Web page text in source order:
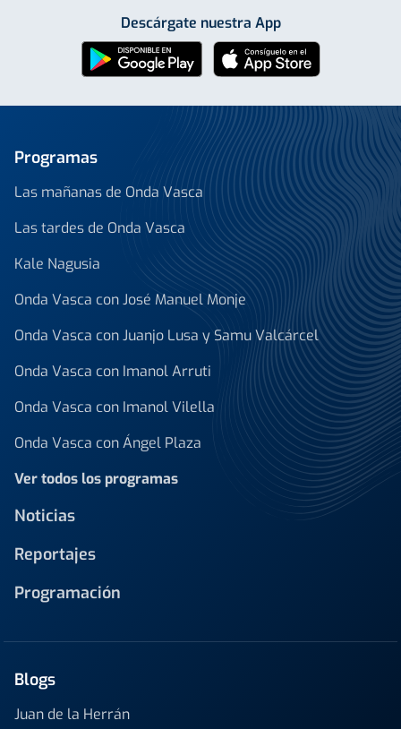
Descárgate nuestra App
Programas
Las mañanas de Onda Vasca
Las tardes de Onda Vasca
Kale Nagusia
Onda Vasca con José Manuel Monje
Onda Vasca con Juanjo Lusa y Samu Valcárcel
Onda Vasca con Imanol Arruti
Onda Vasca con Imanol Vilella
Onda Vasca con Ángel Plaza
Ver todos los programas
Noticias
Reportajes
Programación
Blogs
Juan de la Herrán